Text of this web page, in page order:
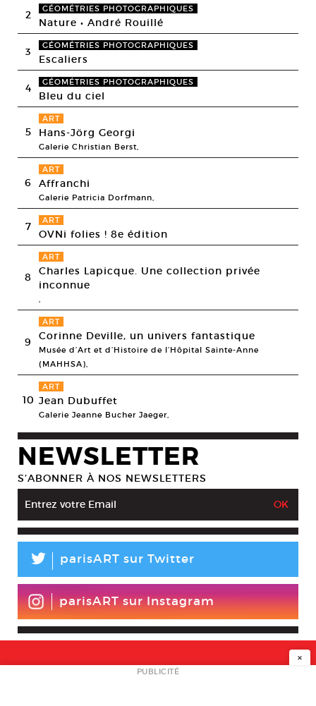
2 GÉOMÉTRIES PHOTOGRAPHIQUES
Nature • André Rouillé
3 GÉOMÉTRIES PHOTOGRAPHIQUES
Escaliers
4 GÉOMÉTRIES PHOTOGRAPHIQUES
Bleu du ciel
5
ART
Hans-Jörg Georgi
Galerie Christian Berst,
6
ART
Affranchi
Galerie Patricia Dorfmann,
7 ART
OVNi folies ! 8e édition
8
ART
Charles Lapicque. Une collection privée
inconnue
,
9
ART
Corinne Deville, un univers fantastique
Musée d’Art et d’Histoire de l’Hôpital Sainte-Anne
(MAHHSA),
10
ART
Jean Dubuffet
Galerie Jeanne Bucher Jaeger,
NEWSLETTER
S’ABONNER À NOS NEWSLETTERS
L parisART sur Twitter
parisART sur Instagram
NEWSLETTER
×
PUBLICITÉ